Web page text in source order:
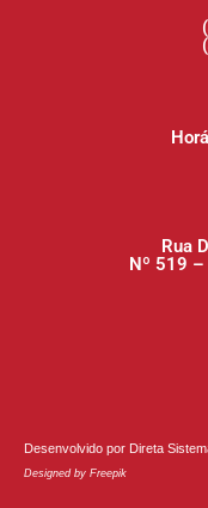
Rua
Nº 519 –
Desenvolvido por Direta
Designed by Freepik